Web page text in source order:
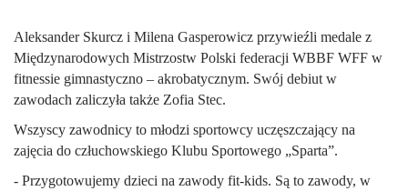
Aleksander Skurcz i Milena Gasperowicz przywieźli medale z
Międzynarodowych Mistrzostw Polski federacji WBBF WFF w
fitnessie gimnastyczno – akrobatycznym. Swój debiut w
zawodach zaliczyła także Zofia Stec.
Wszyscy zawodnicy to młodzi sportowcy uczęszczający na
zajęcia do człuchowskiego Klubu Sportowego „Sparta”.
- Przygotowujemy dzieci na zawody fit-kids. Są to zawody, w